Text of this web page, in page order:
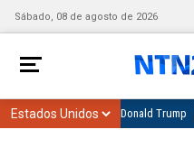
Sábado, 08 de agosto de 2026
Donald Trump